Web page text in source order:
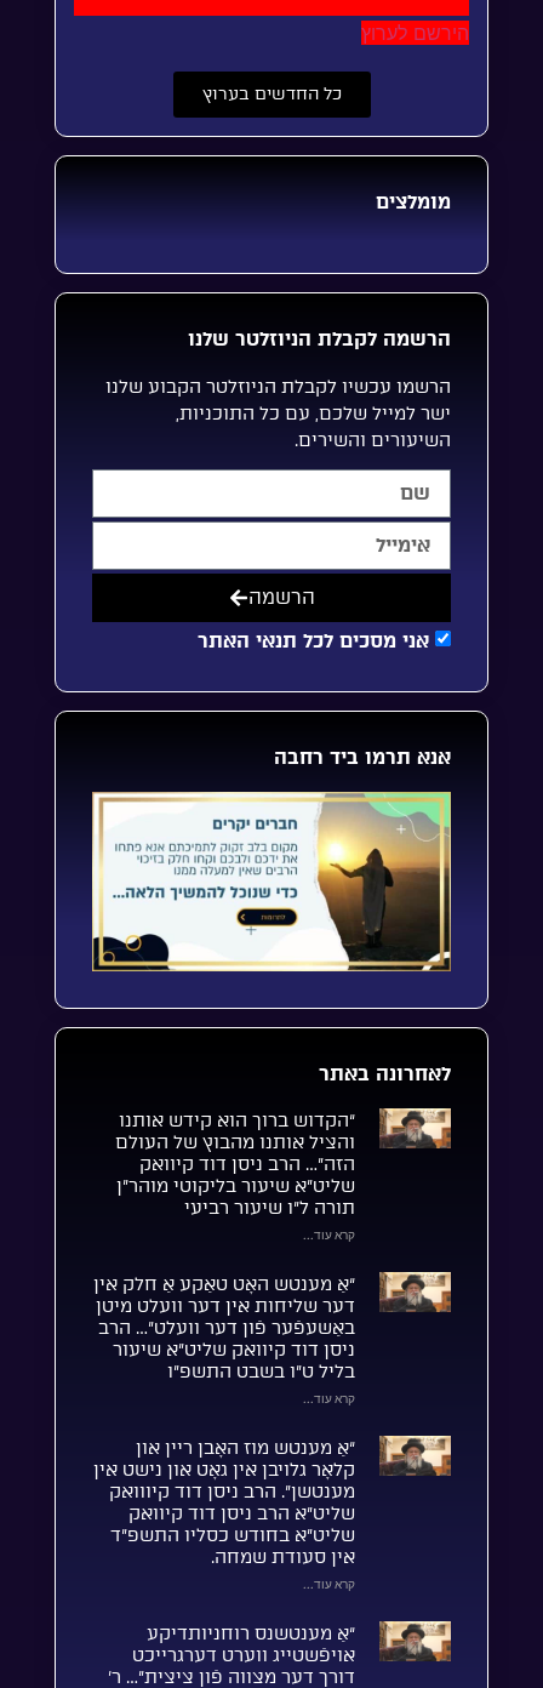
הירשם לערוץ
כל החדשים בערוץ
מומלצים
הרשמה לקבלת הניוזלטר שלנו
הרשמו עכשיו לקבלת הניוזלטר הקבוע שלנו
ישר למייל שלכם, עם כל התוכניות,
השיעורים והשירים.
אני מסכים לכל תנאי האתר
הרשמה
אנא תרמו ביד רחבה
לאחרונה באתר
“הקדוש ברוך הוא קידש אותנו
והציל אותנו מהבוץ של העולם
הזה”… הרב ניסן דוד קיוואק
שליט”א שיעור בליקוטי מוהר”ן
תורה ל”ו שיעור רביעי
קרא עוד...
“אַ מענטש האָט טאַקע אַ חלק אין
דער שליחות אין דער וועלט מיטן
באַשעפֿער פֿון דער וועלט”… הרב
ניסן דוד קיוואק שליט”א שיעור
בליל ט”ו בשבט התשפ”ו
קרא עוד...
“אַ מענטש מוז האָבן ריין און
קלאָר גלויבן אין גאָט און נישט אין
מענטשן”. הרב ניסן דוד קיווואק
שליט”א הרב ניסן דוד קיוואק
שליט”א בחודש כסליו התשפ”ד
אין סעודת שמחה.
קרא עוד...
“אַ מענטשנס רוחניותדיקע
אויפֿשטייג ווערט דערגרייכט
דורך דער מצווה פֿון ציצית”… ר’